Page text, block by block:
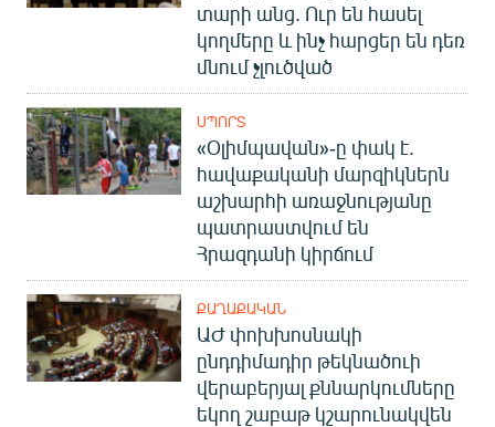
տարի անց. Ուր են հասել
կողմերը և ինչ հարցեր են դեռ
մնում չլուծված
ՍՊՈՐՏ
«Օլիմպավան»-ը փակ է.
հավաքականի մարզիկներն
աշխարհի առաջնությանը
պատրաստվում են
Հրազդանի կիրճում
ՔԱՂԱՔԱԿԱՆ
ԱԺ փոխխոսնակի
ընդդիմադիր թեկնածուի
վերաբերյալ քննարկումները
եկող շաբաթ կշարունակվեն